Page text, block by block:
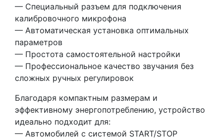
— Специальный разъем для подключения
калибровочного микрофона
— Автоматическая установка оптимальных
параметров
— Простота самостоятельной настройки
— Профессиональное качество звучания без
сложных ручных регулировок
Благодаря компактным размерам и
эффективному энергопотреблению, устройство
идеально подходит для:
— Автомобилей с системой START/STOP